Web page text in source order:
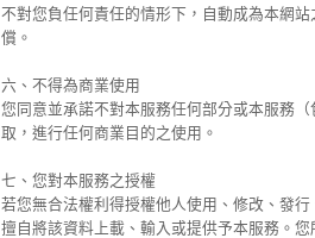
不對您負任何責任的情形下，自動成為本網
償。
六、不得為商業使用
您同意並承諾不對本服務任何部分或本服務
取，進行任何商業目的之使用。
七、您對本服務之授權
若您無合法權利得授權他人使用、修改、發
擅自將該資料上載、輸入或提供予本服務。